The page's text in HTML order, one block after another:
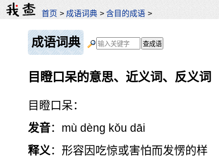
首页 > 成语词典 >含目的成语 >
成语词典
目瞪口呆的意思、近义词、反义词
目瞪口呆：
发音：mù dèng kǒu dāi
释义 ：形容因吃惊或害怕而发愣的样